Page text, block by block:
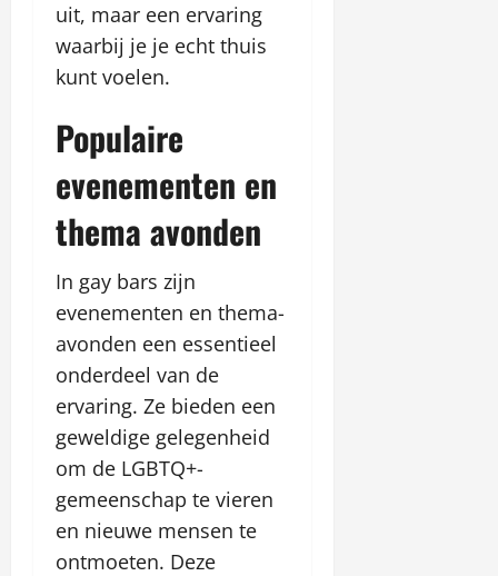
uit, maar een ervaring
waarbij je je echt thuis
kunt voelen.
Populaire
evenementen en
thema avonden
In gay bars zijn
evenementen en thema-
avonden een essentieel
onderdeel van de
ervaring. Ze bieden een
geweldige gelegenheid
om de LGBTQ+-
gemeenschap te vieren
en nieuwe mensen te
ontmoeten. Deze